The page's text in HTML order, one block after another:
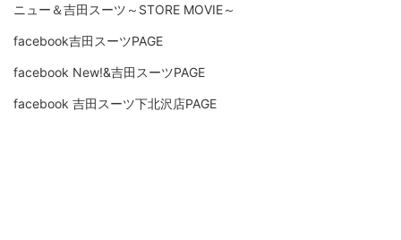
ニュー＆吉田スーツ～STORE MOVIE～
facebook吉田スーツPAGE
facebook New!&吉田スーツPAGE
facebook 吉田スーツ下北沢店PAGE